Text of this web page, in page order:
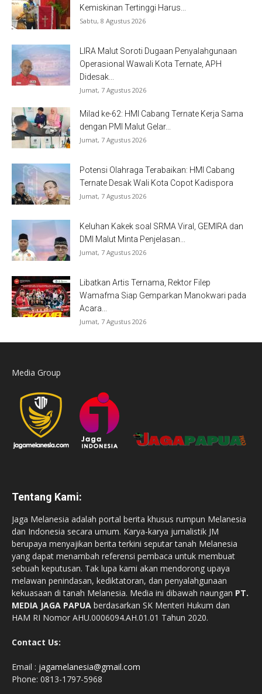
Kemiskinan Tertinggi Harus...
Sabtu, 8 Agustus 2026
LIRA Malut Soroti Dugaan Penyalahgunaan
Operasional Wawali Kota Ternate, APH
Didesak...
Jumat, 7 Agustus 2026
Milad ke-62: HMI Cabang Ternate Kerja Sama
dengan PMI Malut Gelar...
Jumat, 7 Agustus 2026
Potensi Olahraga Terabaikan: HMI Cabang
Ternate Desak Wali Kota Copot Kadispora
Jumat, 7 Agustus 2026
Keluhan Kakek soal SRMA Viral, GEMIRA dan
DMI Malut Minta Penjelasan...
Jumat, 7 Agustus 2026
Libatkan Artis Ternama, Rektor Filep
Wamafma Siap Gemparkan Manokwari pada
Acara...
Jumat, 7 Agustus 2026
Media Group
Tentang Kami:
Jaga Melanesia adalah portal berita khusus rumpun Melanesia
dan Indonesia secara umum. Karya-karya jurnalistik JM
berupaya menyajikan berita terkini seputar tanah Melanesia
yang dapat menambah referensi pembaca untuk membuat
sebuah keputusan. Tak lupa kami akan mendorong upaya
melawan penindasan, kediktatoran, dan penyalahgunaan
kekuasaan di tanah Melanesia. Media ini dibawah naungan PT.
MEDIA JAGA PAPUA berdasarkan SK Menteri Hukum dan
HAM RI Nomor AHU.0006094.AH.01.01 Tahun 2020.
Contact Us:
Email : jagamelanesia@gmail.com
Phone: 0813-1797-5968